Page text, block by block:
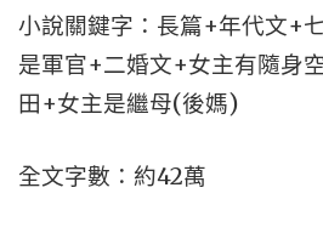
小說關鍵字：長篇+年代文+
是軍官+二婚文+女主有隨身
田+女主是繼母(後媽)
全文字數：約42萬